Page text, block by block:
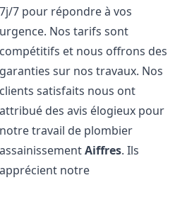
7j/7 pour répondre à vos
urgence. Nos tarifs sont
compétitifs et nous offrons des
garanties sur nos travaux. Nos
clients satisfaits nous ont
attribué des avis élogieux pour
notre travail de plombier
assainissementAiffres. Ils
apprécient notre